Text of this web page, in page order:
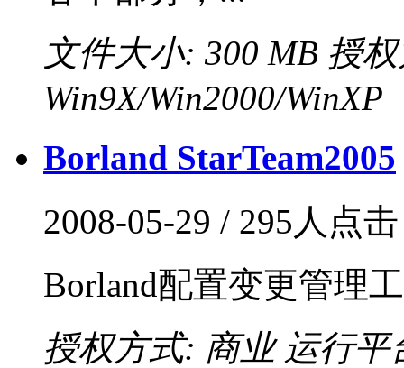
文件大小: 300 MB 授
Win9X/Win2000/WinXP
Borland StarTeam2005
2008-05-29 / 295人点
Borland配置变更管理
授权方式: 商业 运行平